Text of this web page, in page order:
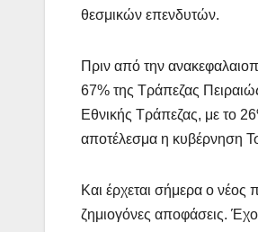
θεσμικών επενδυτών.
Πριν από την
67% της Τράπεζας
Εθνικής Τράπεζας, με το
αποτέλεσμα η κυβέρνηση
Και έρχεται σήμερα ο νέος
ζημιογόνες αποφάσεις.